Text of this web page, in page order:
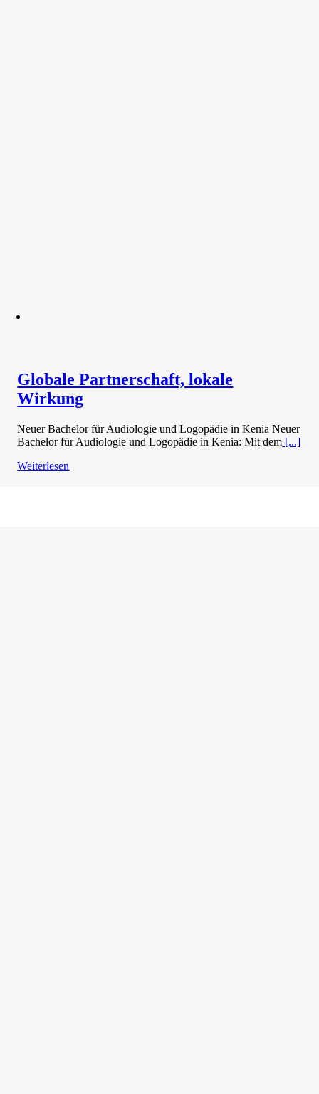
Globale Partnerschaft, lokale
Wirkung
Neuer Bachelor für Audiologie und Logopädie in Kenia Neuer
Bachelor für Audiologie und Logopädie in Kenia: Mit dem [...]
Weiterlesen